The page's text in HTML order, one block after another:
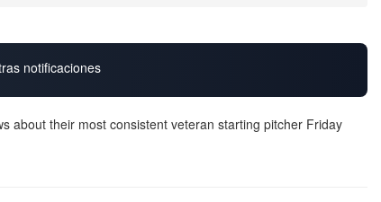
notificaciones
about their most consistent veteran starting pitcher Friday